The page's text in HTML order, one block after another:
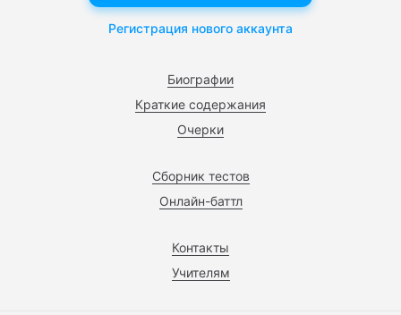
Биографии
Краткие содержания
Очерки
Сборник тестов
Онлайн-баттл
Контакты
Учителям
Регистрация нового аккаунта